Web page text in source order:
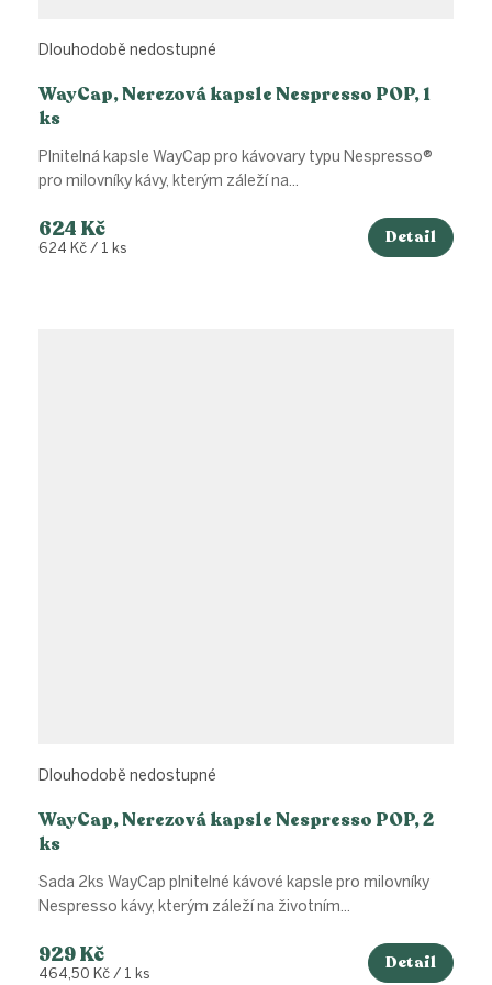
WayCap, Nerezová kapsle Nespresso POP, 1
ks
Dlouhodobě nedostupné
624 Kč
Měrná
624 Kč / 1 ks
Detail
Plnitelná kapsle WayCap pro kávovary typu Nespresso®
pro milovníky kávy, kterým záleží na...
WayCap, Nerezová kapsle Nespresso POP, 2
ks
Dlouhodobě nedostupné
929 Kč
Měrná
464,50 Kč / 1 ks
Detail
Sada 2ks WayCap plnitelné kávové kapsle pro milovníky
Nespresso kávy, kterým záleží na životním...